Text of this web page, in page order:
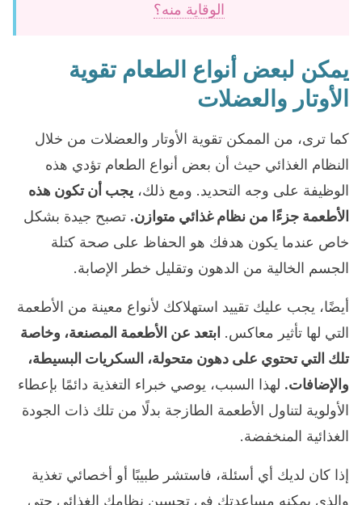
الوقاية منه؟
يمكن لبعض أنواع الطعام تقوية
الأوتار والعضلات
كما ترى، من الممكن تقوية الأوتار والعضلات من خلال
النظام الغذائي حيث أن بعض أنواع الطعام تؤدي هذه
الوظيفة على وجه التحديد. ومع ذلك، يجب أن تكون هذه
الأطعمة جزءًا من نظام غذائي متوازن. تصبح جيدة بشكل
خاص عندما يكون هدفك هو الحفاظ على صحة كتلة
الجسم الخالية من الدهون وتقليل خطر الإصابة.
أيضًا، يجب عليك تقييد استهلاكك لأنواع معينة من الأطعمة
التي لها تأثير معاكس. ابتعد عن الأطعمة المصنعة، وخاصة
تلك التي تحتوي على دهون متحولة، السكريات البسيطة،
والإضافات. لهذا السبب، يوصي خبراء التغذية دائمًا بإعطاء
الأولوية لتناول الأطعمة الطازجة بدلًا من تلك ذات الجودة
الغذائية المنخفضة.
إذا كان لديك أي أسئلة، فاستشر طبيبًا أو أخصائي تغذية
والذي يمكنه مساعدتك في تحسين نظامك الغذائي حتى